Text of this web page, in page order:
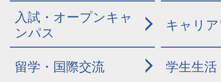
入試・オープンキャ
ンパス
キャリ
留学・国際交流 学生生活